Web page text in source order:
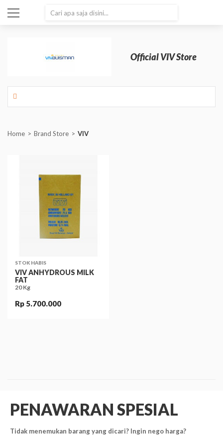
Official VIV Store
Home Brand Store VIV
STOK HABIS
VIV ANHYDROUS MILK
FAT
20 Kg
Rp 5.700.000
PENAWARAN SPESIAL
Tidak menemukan barang yang dicari? Ingin nego harga?